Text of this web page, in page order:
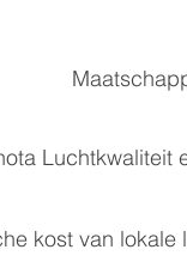
Luchtkwaliteit
kost van